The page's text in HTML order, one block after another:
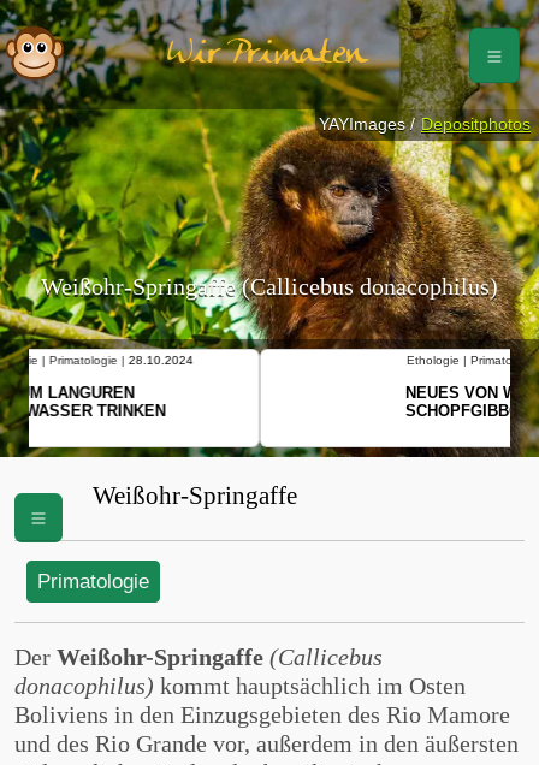
Wir Primaten
Weißohr-Springaffe (Callicebus donacophilus)
Ethologie | Primatologie |
YAYImages / Depositphotos
Weißohr-Springaffe
Primatologie
Der Weißohr-Springaffe (Callicebus
donacophilus) kommt hauptsächlich im Osten
Boliviens in den Einzugsgebieten des Rio Mamore
und des Rio Grande vor, außerdem in den äußersten